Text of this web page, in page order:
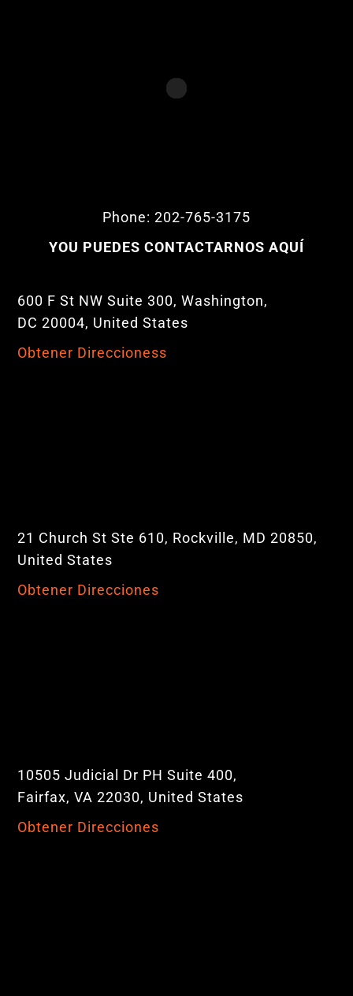
Phone: 202-765-3175
YOU PUEDES CONTACTARNOS AQUÍ
600 F St NW Suite 300, Washington,
DC 20004, United States
Obtener Direccioness
21 Church St Ste 610, Rockville, MD 20850,
United States
Obtener Direcciones
10505 Judicial Dr PH Suite 400,
Fairfax, VA 22030, United States
Obtener Direcciones